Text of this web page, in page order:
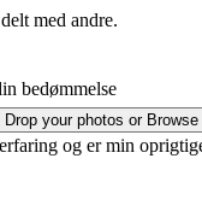
med andre.
bedømmelse
Drop your photos or Browse
og er min